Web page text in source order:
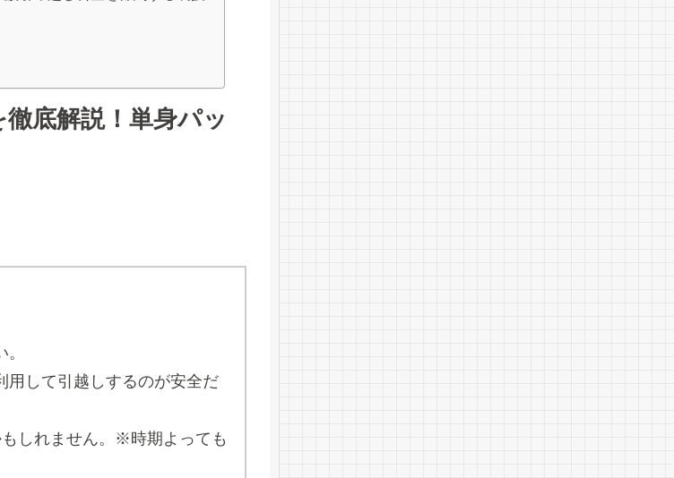
底解説！単身パッ
用して引越しするのが安全だ
しれません。※時期よっても